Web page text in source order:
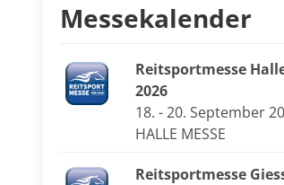
Messekalender
Reitsportmesse
2026
18. - 20. September
HALLE MESSE
Reitsportmesse